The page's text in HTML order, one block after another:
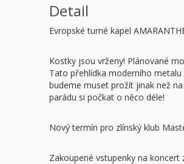
Detail
Evropské turné kapel
Kostky jsou vrženy! Plánované
Tato přehlídka moderního metalu
budeme muset prožít jinak než
parádu si počkat o něco déle!
Nový termín pro zlínský klub
Zakoupené vstupenky na